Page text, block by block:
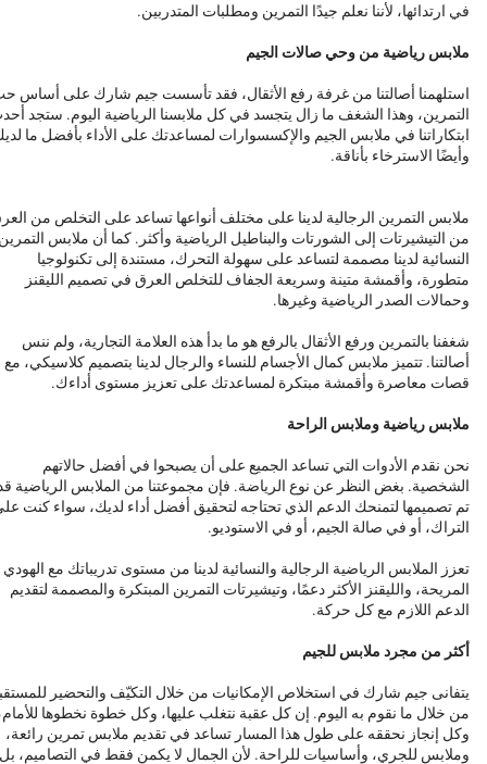
في ارتدائها، لأننا نعلم جيدًا التمرين ومطلبات المتدربين.
ملابس رياضية من وحي صالات الجيم
استلهمنا أصالتنا من غرفة رفع الأثقال، فقد تأسست جيم شارك على أساس
التمرين، وهذا الشغف ما زال يتجسد في كل ملابسنا الرياضية اليوم. ستجد
ابتكاراتنا في ملابس الجيم والإكسسوارات لمساعدتك على الأداء بأفضل ما
وأيضًا الاسترخاء بأناقة.
ملابس التمرين الرجالية لدينا على مختلف أنواعها تساعد على التخلص من
من التيشيرتات إلى الشورتات والبناطيل الرياضية وأكثر. كما أن ملابس
النسائية لدينا مصممة لتساعد على سهولة التحرك، مستندة إلى تكنولوجيا
متطورة، وأقمشة متينة وسريعة الجفاف للتخلص العرق في تصميم الليقنز
وحمالات الصدر الرياضية وغيرها.
شغفنا بالتمرين ورفع الأثقال بالرفع هو ما بدأ هذه العلامة التجارية، ولم ننس
أصالتنا. تتميز ملابس كمال الأجسام للنساء والرجال لدينا بتصميم كلاسيكي، مع
قصات معاصرة وأقمشة مبتكرة لمساعدتك على تعزيز مستوى أداءك.
ملابس رياضية وملابس الراحة
نحن نقدم الأدوات التي تساعد الجميع على أن يصبحوا في أفضل حالاتهم
الشخصية. بغض النظر عن نوع الرياضة. فإن مجموعتنا من الملابس الرياضية
تم تصميمها لتمنحك الدعم الذي تحتاجه لتحقيق أفضل أداء لديك، سواء كنت
التراك، أو في صالة الجيم، أو في الاستوديو.
تعزز الملابس الرياضية الرجالية والنسائية لدينا من مستوى تدريباتك مع الهودي
المريحة، والليقنز الأكثر دعمًا، وتيشيرتات التمرين المبتكرة والمصممة لتقديم
الدعم اللازم مع كل حركة.
أكثر من مجرد ملابس للجيم
يتفانى جيم شارك في استخلاص الإمكانيات من خلال التكيّف والتحضير
من خلال ما نقوم به اليوم. إن كل عقبة نتغلب عليها، وكل خطوة نخطوها
وكل إنجاز نحققه على طول هذا المسار تساعد في تقديم ملابس تمرين رائعة،
وملابس للجري، وأساسيات للراحة. لأن الجمال لا يكمن فقط في التصاميم، بل